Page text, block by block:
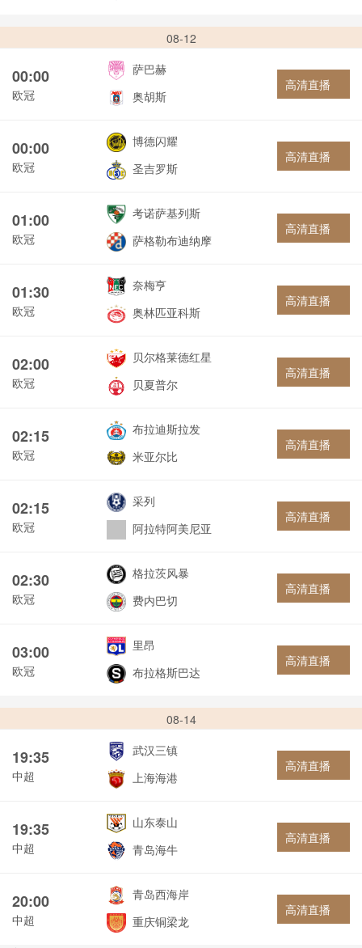
08-12
00:00
欧冠
萨巴赫
奥胡斯
高清直播
00:00
欧冠
博德闪耀
圣吉罗斯
高清直播
01:00
欧冠
考诺萨基列斯
萨格勒布迪纳摩
高清直播
01:30
欧冠
奈梅亨
奥林匹亚科斯
高清直播
02:00
欧冠
贝尔格莱德红星
贝夏普尔
高清直播
02:15
欧冠
布拉迪斯拉发
米亚尔比
高清直播
02:15
欧冠
采列
阿拉特阿美尼亚
高清直播
02:30
欧冠
格拉茨风暴
费内巴切
高清直播
03:00
欧冠
里昂
布拉格斯巴达
高清直播
08-14
19:35
中超
武汉三镇
上海海港
高清直播
19:35
中超
山东泰山
青岛海牛
高清直播
20:00
中超
青岛西海岸
重庆铜梁龙
高清直播